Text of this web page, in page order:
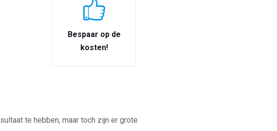
Bespaar op de
kosten!
te hebben, maar toch zijn er grote